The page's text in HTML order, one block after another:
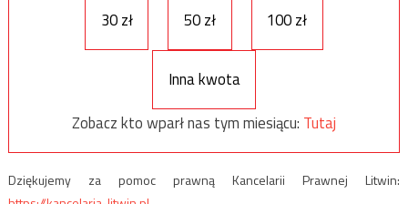
30 zł
50 zł 100 zł
Inna kwota
Zobacz kto wparł nas tym miesiącu: Tutaj
Dziękujemy za pomoc prawną Kancelarii Prawnej Litwin: